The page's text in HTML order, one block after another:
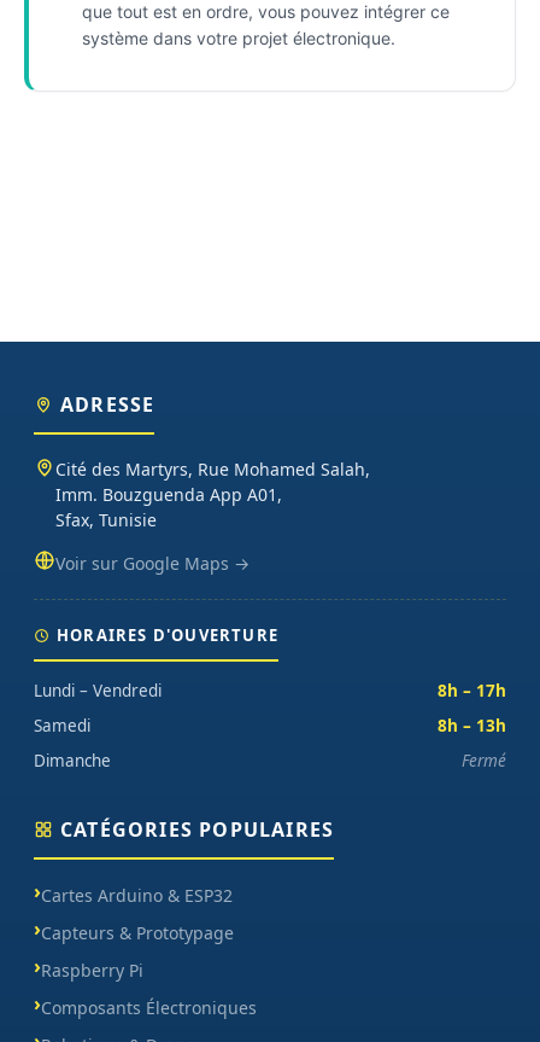
que tout est en ordre, vous pouvez intégrer ce
système dans votre projet électronique.
ADRESSE
Cité des Martyrs, Rue Mohamed Salah,
Imm. Bouzguenda App A01,
Sfax, Tunisie
Voir sur Google Maps →
HORAIRES D'OUVERTURE
Lundi – Vendredi
8h – 17h
Samedi
8h – 13h
Dimanche
Fermé
CATÉGORIES POPULAIRES
Cartes Arduino & ESP32
Capteurs & Prototypage
Raspberry Pi
Composants Électroniques